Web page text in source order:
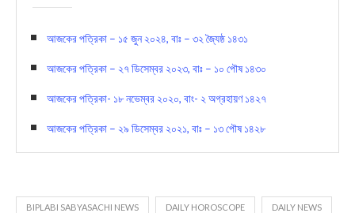
আজকের পত্রিকা – ১৫ জুন ২০২৪, বাঃ – ৩২ জ্যৈষ্ঠ ১৪৩১
আজকের পত্রিকা – ২৭ ডিসেম্বর ২০২৩, বাঃ – ১০ পৌষ ১৪৩০
আজকের পত্রিকা- ১৮ নভেম্বর ২০২০, বাং- ২ অগ্রহায়ণ ১৪২৭
আজকের পত্রিকা – ২৯ ডিসেম্বর ২০২১, বাঃ – ১৩ পৌষ ১৪২৮
BIPLABI SABYASACHI NEWS DAILY HOROSCOPE DAILY NEWS